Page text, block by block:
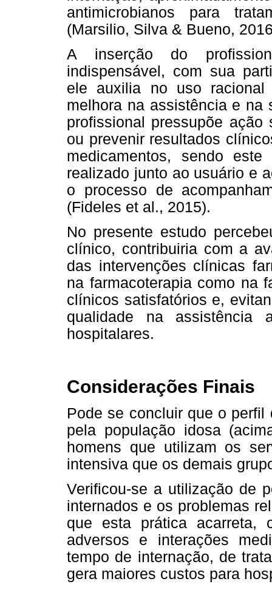
antimicrobianos para
(Marsilio, Silva & Bueno,
A inserção do
indispensável, com sua
ele auxilia no uso racional
melhora na assistência e na
profissional pressupõe ação
ou prevenir resultados
medicamentos, sendo
realizado junto ao usuário e
o processo de
(Fideles et al., 2015).
No presente estudo
clínico, contribuiria com a
das intervenções clínicas
na farmacoterapia como na
clínicos satisfatórios e,
qualidade na assistência
hospitalares.
Considerações Finais
Pode se concluir que o
pela população idosa
homens que utilizam os
intensiva que os demais
Verificou-se a utilização de
internados e os problemas
que esta prática acarreta,
adversos e interações
tempo de internação, de
gera maiores custos para